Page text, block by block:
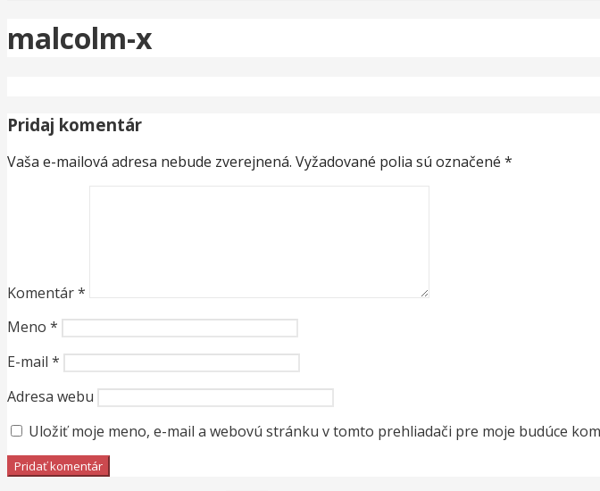
malcolm-x
Pridaj komentár
Vaša e-mailová adresa nebude zverejnená. Vyžadované polia sú označené *
Komentár*
Meno *
E-mail *
Adresa webu
Uložiť moje meno, e-mail a webovú stránku v tomto prehliadači pre moje budúce